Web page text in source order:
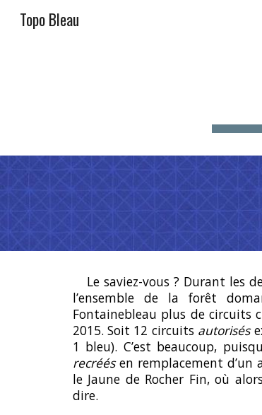
Topo Bleau
Le saviez-vous ? Durant les
l’ensemble de la forêt
Fontainebleau plus de circuits
2015. Soit 12 circuits autorisés
1 bleu). C’est beaucoup,
recréésen remplacement d’un
le Jaune de Rocher Fin, où
dire.